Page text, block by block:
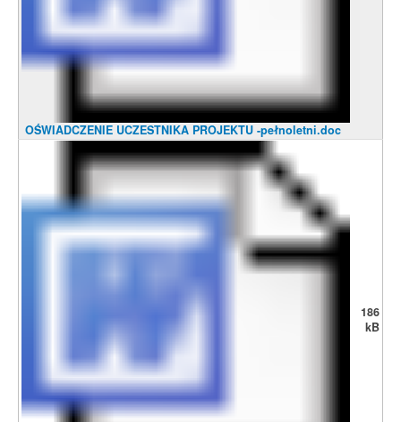
OŚWIADCZENIE UCZESTNIKA PROJEKTU -pełnoletni.doc
186
kB